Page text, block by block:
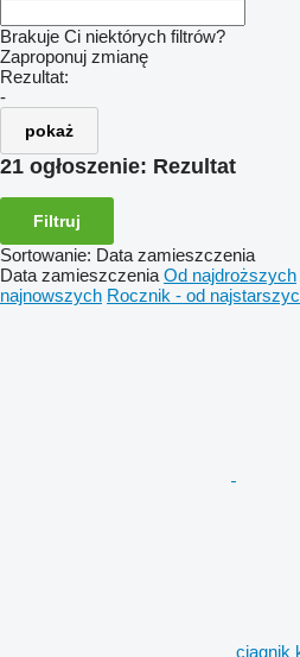
Brakuje Ci niektórych filtrów?
Zaproponuj zmianę
Rezultat:
-
pokaż
21 ogłoszenie: Rezultat
Filtruj
Sortowanie: Data zamieszczenia
Data zamieszczenia Od najdroższych
najnowszych Rocznik - od
ciągnik